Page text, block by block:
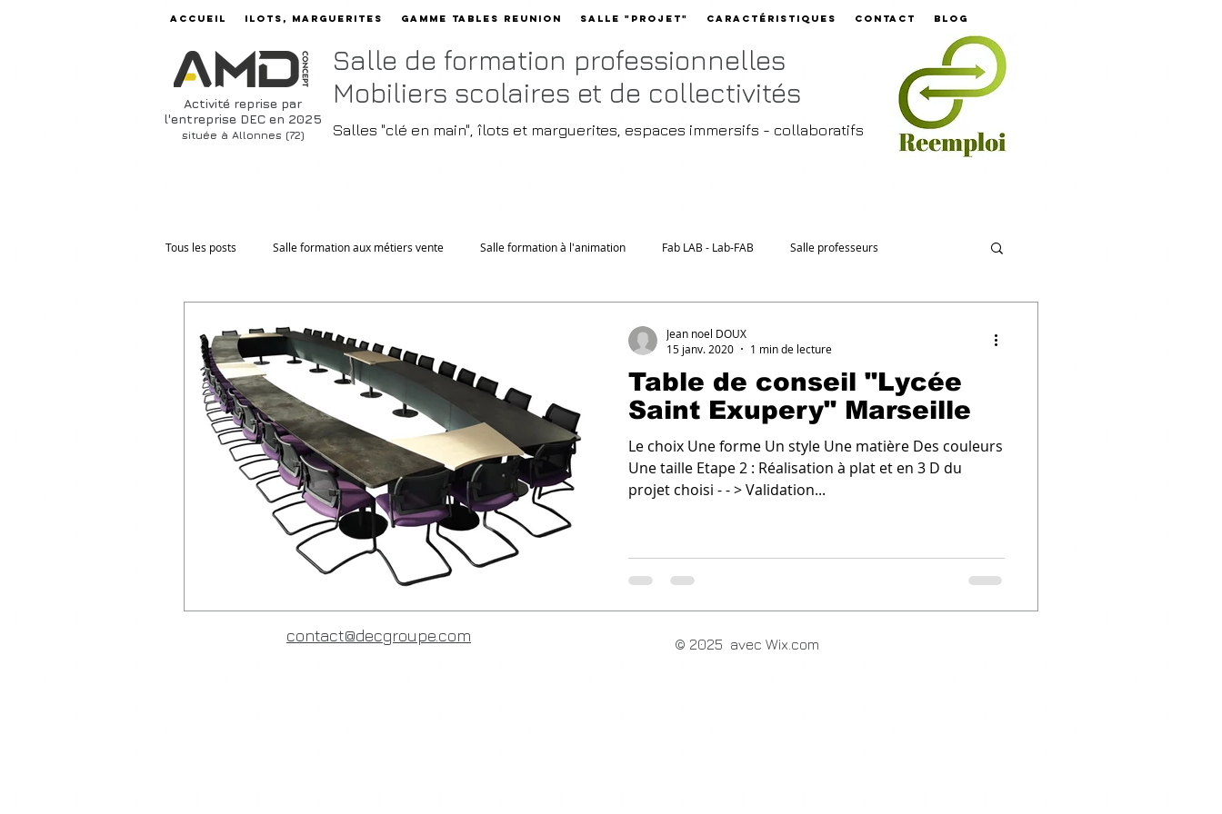
Accueil ilots, marguerites Gamme Tables reunion Salle "Projet" Caractéristiques contact Blog
Activité reprise par
l'entreprise DEC en 2025
située à Allonnes (72)
Salle de formation professionnelles
Mobiliers scolaires et de collectivités
Salles "clé en main", îlots et marguerites, espaces immersifs - collaboratifs
Tous les posts Salle formation aux métiers vente Salle formation à l'animation Fab LAB - Lab-FAB Salle professeurs
Table de conseil "Lycée
Saint Exupery" Marseille
Le choix Une forme Un style Une matière Des couleurs
Une taille Etape 2 : Réalisation à plat et en 3 D du
projet choisi - - > Validation...
Jean noel DOUX
15 janv. 2020
1 min de lecture
contact@decgroupe.com © 2025 avec Wix.com